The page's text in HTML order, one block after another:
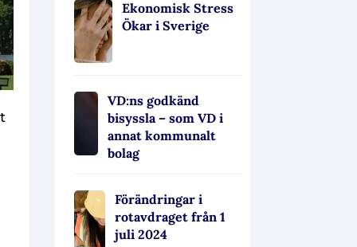
Ekonomisk Stress
Ökar i Sverige
VD:ns godkänd
bisyssla – som VD i
annat kommunalt
bolag
Förändringar i
rotavdraget från 1
juli 2024